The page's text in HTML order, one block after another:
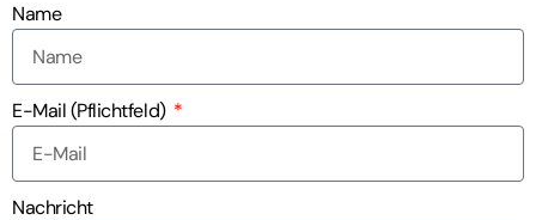
Name
E-Mail (Pflichtfeld)
Nachricht